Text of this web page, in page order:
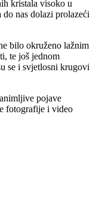
kristala visoko u
nas dolazi prolazeći
bilo okruženo lažnim
te još jednom
se i svjetlosni krugovi
pojave
fotografije i video